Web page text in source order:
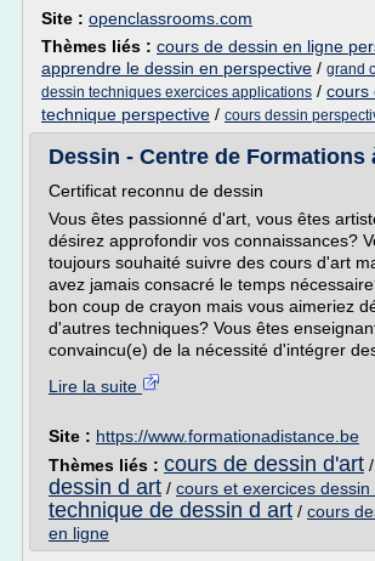
Site : openclassrooms.com
Thèmes liés : cours de dessin en ligne
apprendre le dessin en perspective / grand
dessin techniques exercices applications / cours
technique perspective / cours dessin
Dessin - Centre de Formations
Certificat reconnu de dessin
Vous êtes passionné d'art, vous êtes
désirez approfondir vos connaissances?
toujours souhaité suivre des cours d'art
avez jamais consacré le temps
bon coup de crayon mais vous aimeriez
d'autres techniques? Vous êtes
convaincu(e) de la nécessité d'intégrer
Lire la suite
Site : https://www.formationadistance.be
Thèmes liés : cours de dessin d'art /
dessin d art / cours et exercices
technique de dessin d art / cours
en ligne